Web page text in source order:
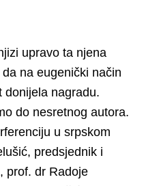
upravo ta njena
na eugenički način
donijela nagradu.
do nesretnog autora.
u srpskom
predsjednik i
prof. dr Radoje